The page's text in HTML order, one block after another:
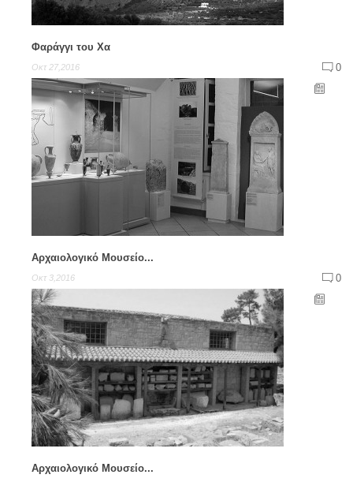
Φαράγγι του Χα
Οκτ 27,2016 0
Αρχαιολογικό Μουσείο...
Οκτ 3,2016 0
Αρχαιολογικό Μουσείο...